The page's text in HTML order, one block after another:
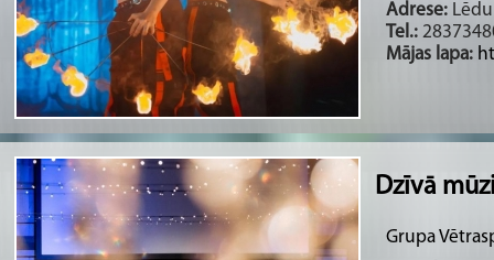
Adrese:
Tel.:
Mājas lapa:
Dzīvā
Grupa